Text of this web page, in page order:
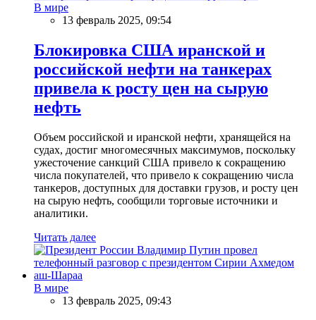
В мире
13 февраль 2025, 09:54
Блокировка США иранской и
российской нефти на танкерах
привела к росту цен на сырую
нефть
Объем российской и иранской нефти, хранящейся на
судах, достиг многомесячных максимумов, поскольку
ужесточение санкций США привело к сокращению
числа покупателей, что привело к сокращению числа
танкеров, доступных для доставки грузов, и росту цен
на сырую нефть, сообщили торговые источники и
аналитики.
Читать далее
В мире
13 февраль 2025, 09:43